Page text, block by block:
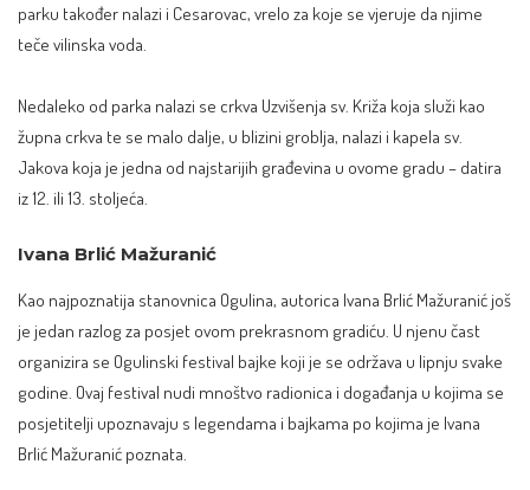
parku također nalazi i Cesarovac, vrelo za koje se vjeruje da njime
teče vilinska voda.
Nedaleko od parka nalazi se crkva Uzvišenja sv. Križa koja služi kao
župna crkva te se malo dalje, u blizini groblja, nalazi i kapela sv.
Jakova koja je jedna od najstarijih građevina u ovome gradu – datira
iz 12. ili 13. stoljeća.
Ivana Brlić Mažuranić
Kao najpoznatija stanovnica Ogulina, autorica Ivana Brlić Mažuranić još
je jedan razlog za posjet ovom prekrasnom gradiću. U njenu čast
organizira se Ogulinski festival bajke koji je se održava u lipnju svake
godine. Ovaj festival nudi mnoštvo radionica i događanja u kojima se
posjetitelji upoznavaju s legendama i bajkama po kojima je Ivana
Brlić Mažuranić poznata.